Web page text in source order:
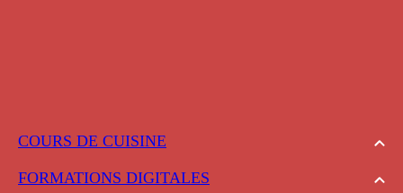
COURS DE CUISINE
FORMATIONS DIGITALES